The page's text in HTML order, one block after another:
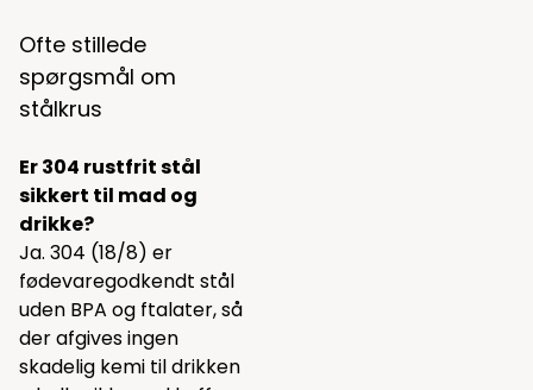
Ofte stillede
spørgsmål om
stålkrus
Er 304 rustfrit stål
sikkert til mad og
drikke?
Ja. 304 (18/8) er
fødevaregodkendt stål
uden BPA og ftalater, så
der afgives ingen
skadelig kemi til drikken